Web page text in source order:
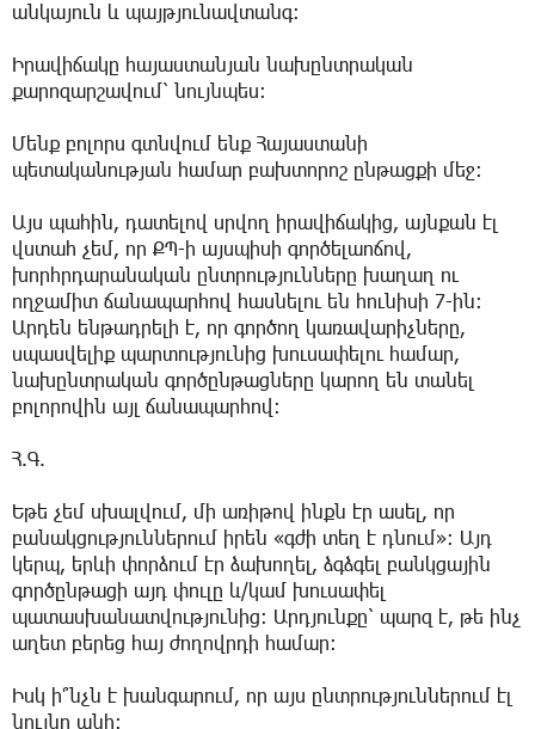
անկայուն և պայթյունավտանգ:
Իրավիճակը հայաստանյան նախընտրական
քարոզարշավում՝ նույնպես:
Մենք բոլորս գտնվում ենք Հայաստանի
պետականության համար բախտորոշ ընթացքի մեջ:
Այս պահին, դատելով սրվող իրավիճակից, այնքան էլ
վստահ չեմ, որ ՔՊ-ի այսպիսի գործելաոճով,
խորհրդարանական ընտրությունները խաղաղ ու
ողջամիտ ճանապարհով հասնելու են հունիսի 7-ին:
Արդեն ենթադրելի է, որ գործող կառավարիչները,
սպասվելիք պարտությունից խուսափելու համար,
նախընտրական գործընթացները կարող են տանել
բոլորովին այլ ճանապարհով:
Հ.Գ.
Եթե չեմ սխալվում, մի առիթով ինքն էր ասել, որ
բանակցություններում իրեն «գժի տեղ է դնում»: Այդ
կերպ, երևի փորձում էր ձախողել, ձգձգել բանկցային
գործընթացի այդ փուլը և/կամ խուսափել
պատասխանատվությունից: Արդյունքը՝ պարզ է, թե ինչ
աղետ բերեց հայ ժողովրդի համար:
Իսկ ի՞նչն է խանգարում, որ այս ընտրություններում էլ
նույնը անի: